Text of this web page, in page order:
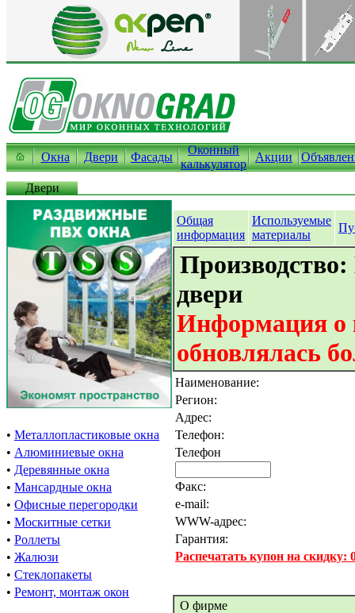
Окна Двери Фасады
Оконный
калькулятор
Акции
Двери
• Металлопластиковые окна
• Алюминиевые окна
• Деревянные окна
• Мансардные окна
• Офисные перегородки
• Москитные сетки
• Роллеты
• Жалюзи
• Стеклопакеты
• Ремонт, монтаж окон
Общая
информация
Используемые
материалы
двери
Информация о
обновлялась
Наименование:
Регион:
Адрес:
Телефон:
Телефон
Факс:
e-mail:
WWW-адрес:
Гарантия:
Распечатать купон на скидку:
О фирме